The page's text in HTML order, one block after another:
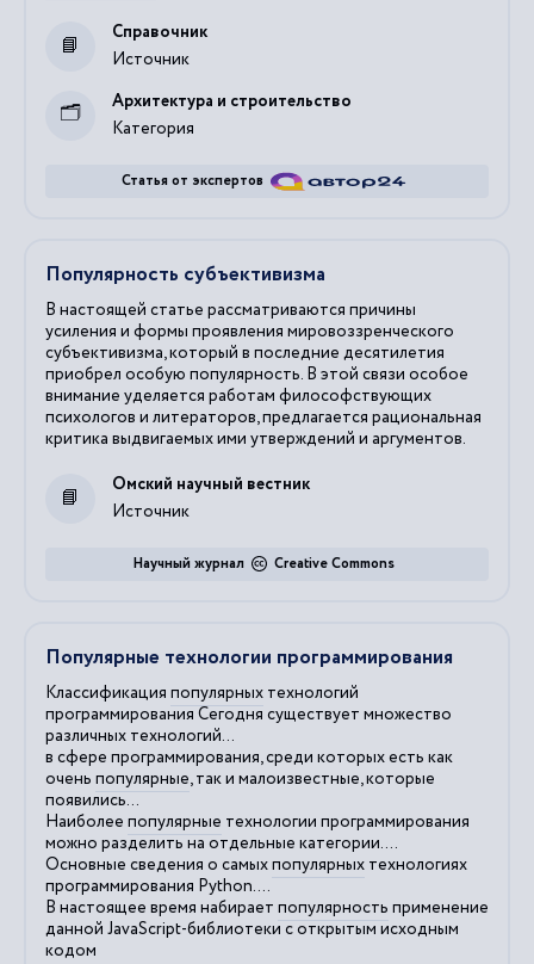
Источник
Справочник
Категория
Архитектура и строительство
Статья от экспертов
Популярность субъективизма
В настоящей статье рассматриваются причины
усиления и формы проявления мировоззренческого
субъективизма, который в последние десятилетия
приобрел особую популярность. В этой связи особое
внимание уделяется работам философствующих
психологов и литераторов, предлагается рациональная
критика выдвигаемых ими утверждений и аргументов.
Источник
Омский научный вестник
Creative Commons
Научный журнал
Популярные технологии программирования
Классификация популярных технологий
программирования Сегодня существует множество
различных технологий...
в сфере программирования, среди которых есть как
очень популярные, так и малоизвестные, которые
появились...
Наиболее популярные технологии программирования
можно разделить на отдельные категории....
Основные сведения о самыхпопулярных технологиях
программирования Python....
В настоящее время набирает популярность применение
данной JavaScript-библиотеки с открытым исходным
кодом